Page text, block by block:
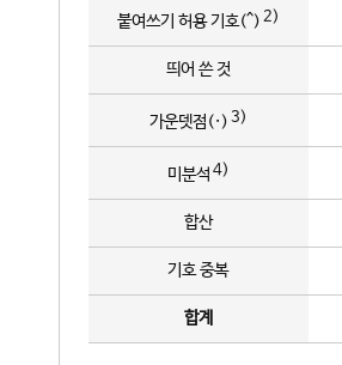
붙여쓰기 허용 기호(^) 2)
띄어 쓴 것
가운뎃점(·) 3)
미분석 4)
합산
기호 중복
합계